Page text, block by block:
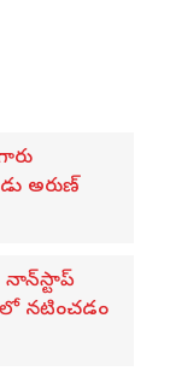
అరుణ్
నాన్‌స్టాప్
నటించడం